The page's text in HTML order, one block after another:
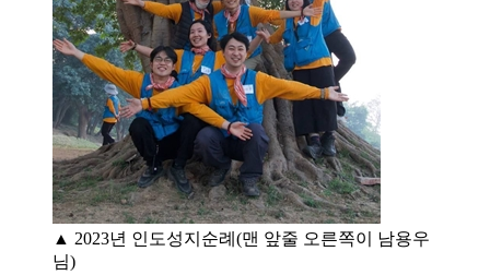
▲ 2023년 인도성지순례(맨 앞줄 오른쪽이 남용우
님)